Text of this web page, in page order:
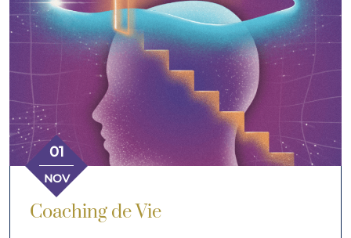
01
NOV
Coaching de Vie